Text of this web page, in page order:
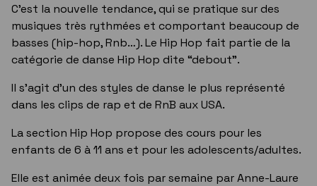
C’est la nouvelle tendance, qui se pratique sur des
musiques très rythmées et comportant beaucoup de
basses (hip-hop, Rnb…). Le Hip Hop fait partie de la
catégorie de danse Hip Hop dite “debout”.
Il s’agit d'un des styles de danse le plus représenté
dans les clips de rap et de RnB aux USA.
La section Hip Hop propose des cours pour les
enfants de 6 à 11 ans et pour les adolescents/adultes.
Elle est animée deux fois par semaine par Anne-Laure